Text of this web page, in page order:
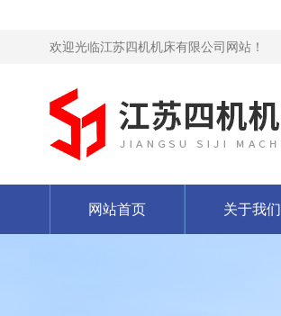
欢迎光临江苏四机机床有限公司网站！
网站首页 关于我们